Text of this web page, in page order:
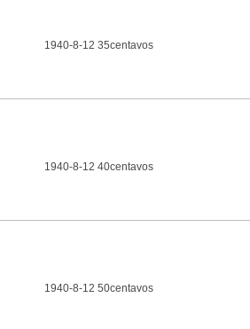
1940-8-12 35centavos
1940-8-12 40centavos
1940-8-12 50centavos